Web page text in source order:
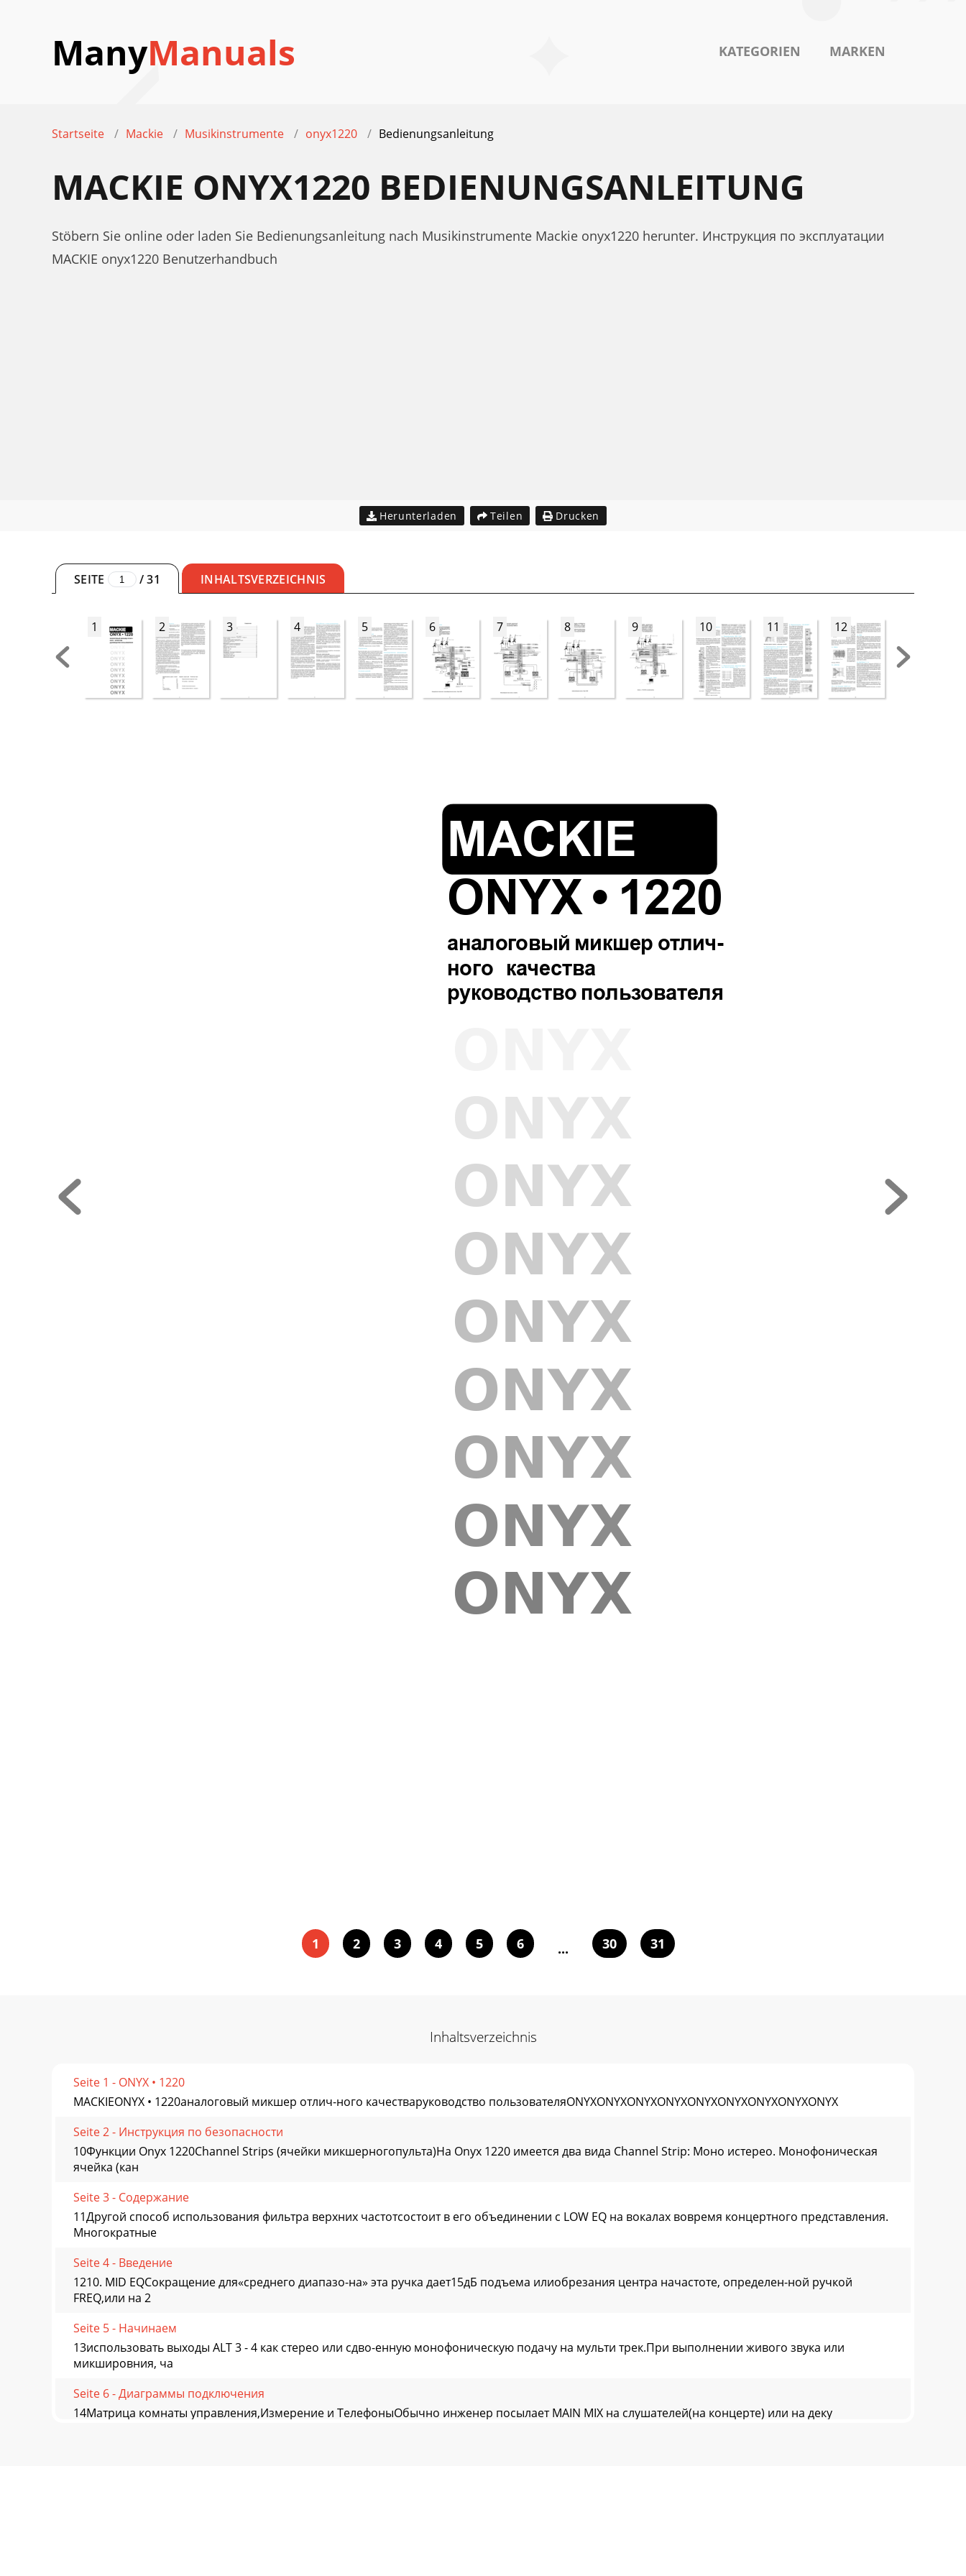
ManyManuals KATEGORIEN MARKEN
Startseite Mackie Musikinstrumente onyx1220 Bedienungsanleitung
MACKIE ONYX1220 BEDIENUNGSANLEITUNG
Stöbern Sie online oder laden Sie Bedienungsanleitung nach Musikinstrumente Mackie onyx1220 herunter. Инструкция по эксплуатации
MACKIE onyx1220 Benutzerhandbuch
Herunterladen Teilen Drucken
SEITE /31 INHALTSVERZEICHNIS
1 2 3 4 5 6 7 8 9 10 11 12
MACKIE
ONYX • 1220
аналоговый микшер отлич-
ного качества
руководство пользователя
ONYX
ONYX
ONYX
ONYX
ONYX
ONYX
ONYX
ONYX
1 2 3 4 5 6 ... 30 31
Inhaltsverzeichnis
Seite 1 - ONYX • 1220
MACKIEONYX • 1220аналоговый микшер отлич-ного качестваруководство пользователяONYXONYXONYXONYXONYXONYXONYXONYXONYX
Seite 2 - Инструкция по безопасности
10Функции Onyx 1220Channel Strips (ячейки микшерногопульта)На Onyx 1220 имеется два вида Сhannel Strip: Моно истерео. Монофоническая
ячейка (кан
Seite 3 - Содержание
11Другой способ использования фильтра верхних частотсостоит в его объединении с LOW EQ на вокалах вовремя концертного представления.
Многократные
Seite 4 - Введение
1210. MID EQСокращение для«среднего диапазо-на» эта ручка дает15дБ подъема илиобрезания центра начастоте, определен-ной ручкой
FREQ,или на 2
Seite 5 - Начинаем
13использовать выходы ALT 3 - 4 как стерео или сдво-енную монофоническую подачу на мульти трек.При выполнении живого звука или
микшировния, ча
Seite 6 - Диаграммы подключения
14Матрица комнаты управления,Измерение и ТелефоныОбычно инженер посылает MAIN MIX на слушателей(на концерте) или на деку